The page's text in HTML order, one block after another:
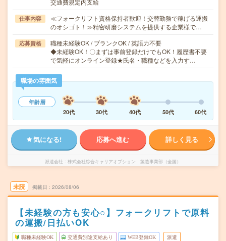
交通費規定内支給
仕事内容
≪フォークリフト資格保持者歓迎！交替勤務で稼げる運搬
のオシゴト！≫精密研磨システムを提供する企業様で…
応募資格
職種未経験OK / ブランクOK / 英語力不要
◆未経験OK！〇まずは事前登録だけでもOK！履歴書不要
で気軽にオンライン登録★氏名・職種などを入力す…
職場の雰囲気
年齢層
20代
30代 40代 50代 60代
気になる! 応募へ進む 詳しく見る
派遣会社 株式会社綜合キャリアオプション 製造事業部（全国）
未読 掲載日 2026/08/06
【未経験の方も安心○】フォークリフトで原料
の運搬/日払いOK
職種未経験OK 交通費別途支給あり WEB登録OK 派遣